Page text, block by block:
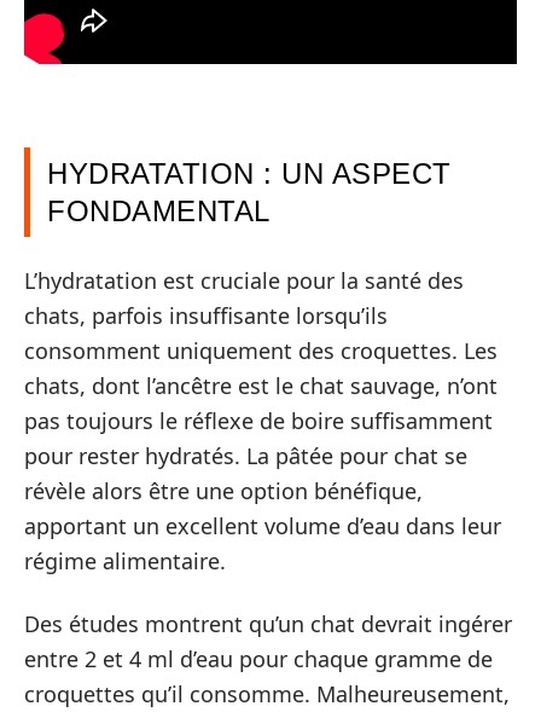
HYDRATATION : UN ASPECT
FONDAMENTAL
L’hydratation est cruciale pour la santé des
chats, parfois insuffisante lorsqu’ils
consomment uniquement des croquettes. Les
chats, dont l’ancêtre est le chat sauvage, n’ont
pas toujours le réflexe de boire suffisamment
pour rester hydratés. La pâtée pour chat se
révèle alors être une option bénéfique,
apportant un excellent volume d’eau dans leur
régime alimentaire.
Des études montrent qu’un chat devrait ingérer
entre 2 et 4 ml d’eau pour chaque gramme de
croquettes qu’il consomme. Malheureusement,